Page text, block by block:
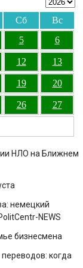
Сб
Вс
5 6
12 13
19 20
26 27
НЛО на Ближнем
немецкий
NEWS
бизнесмена
когда